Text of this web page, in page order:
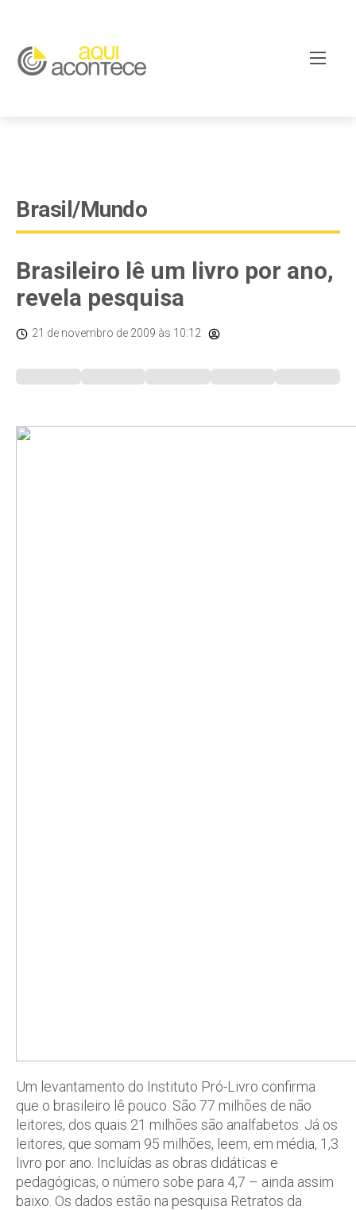
googleb82de9a22cec23e8.html
Brasil/Mundo
Brasileiro lê um livro por ano,
revela pesquisa
21 de novembro de 2009 às 10:12
Um levantamento do Instituto Pró-Livro confirma
que o brasileiro lê pouco. São 77 milhões de não
leitores, dos quais 21 milhões são analfabetos. Já os
leitores, que somam 95 milhões, leem, em média, 1,3
livro por ano. Incluídas as obras didáticas e
pedagógicas, o número sobe para 4,7 – ainda assim
baixo. Os dados estão na pesquisa Retratos da